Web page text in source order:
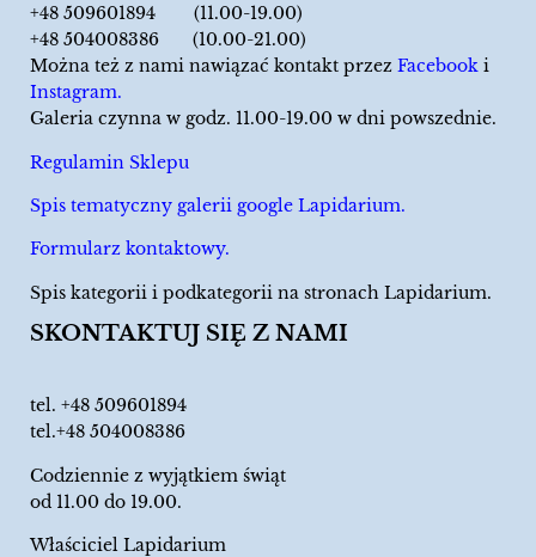
+48 509601894 (11.00-19.00)
+48 504008386 (10.00-21.00)
Można też z nami nawiązać kontakt przez Facebook i
Instagram.
Galeria czynna w godz. 11.00-19.00 w dni powszednie.
Regulamin Sklepu
Spis tematyczny galerii google Lapidarium.
Formularz kontaktowy.
Spis kategorii i podkategorii na stronach Lapidarium.
SKONTAKTUJ SIĘ Z NAMI
tel. +48 509601894
tel.+48 504008386
Codziennie z wyjątkiem świąt
od 11.00 do 19.00.
Właściciel Lapidarium